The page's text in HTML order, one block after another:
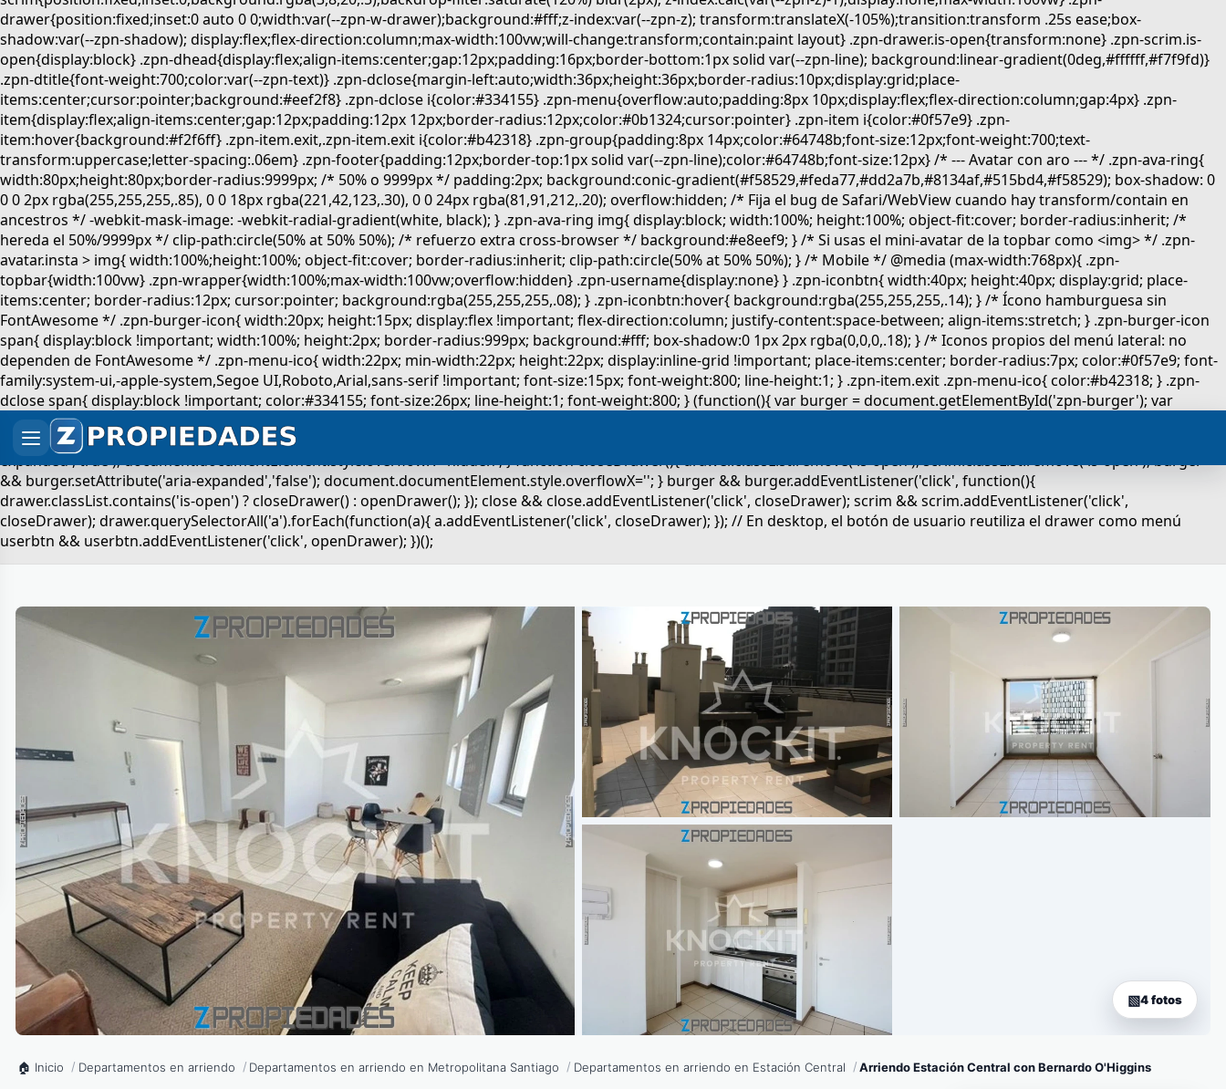
4 fotos
Inicio Departamentos en arriendo Departamentos en arriendo en Metropolitana Santiago Departamentos en arriendo en Estación Central Arriendo Estación Central con Bernardo O'Higgins